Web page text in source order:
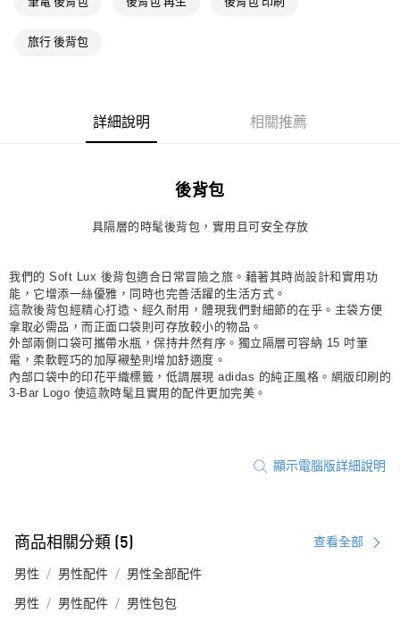
每筆NT$80，滿NT$1,500(含以上)免運費
付款後7-11取貨
每筆NT$80，滿NT$1,500(含以上)免運費
每筆NT$80，滿NT$1,500(含以上)免運費
旅行 後背包
詳細說明 相關推薦
後背包
具隔層的時髦後背包，實用且可安全存放
我們的 Soft Lux 後背包適合日常冒險之旅。藉著其時尚設計和實用功
能，它增添一絲優雅，同時也完善活躍的生活方式。
這款後背包經精心打造、經久耐用，體現我們對細節的在乎。主袋方便
拿取必需品，而正面口袋則可存放較小的物品。
外部兩側口袋可攜帶水瓶，保持井然有序。獨立隔層可容納 15 吋筆
電，柔軟輕巧的加厚襯墊則增加舒適度。
內部口袋中的印花平織標籤，低調展現 adidas 的純正風格。網版印刷的
3-Bar Logo 使這款時髦且實用的配件更加完美。
顯示電腦版詳細說明
商品相關分類 (5) 查看全部
男性 男性配件 男性全部配件
男性 男性配件 男性包包